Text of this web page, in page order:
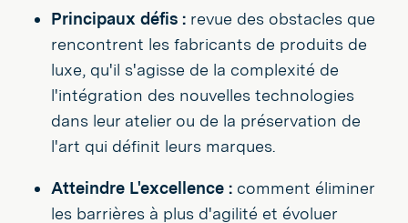
Principaux défis : revue des obstacles que
rencontrent les fabricants de produits de
luxe, qu'il s'agisse de la complexité de
l'intégration des nouvelles technologies
dans leur atelier ou de la préservation de
l'art qui définit leurs marques.
Atteindre L'excellence : comment éliminer
les barrières à plus d'agilité et évoluer